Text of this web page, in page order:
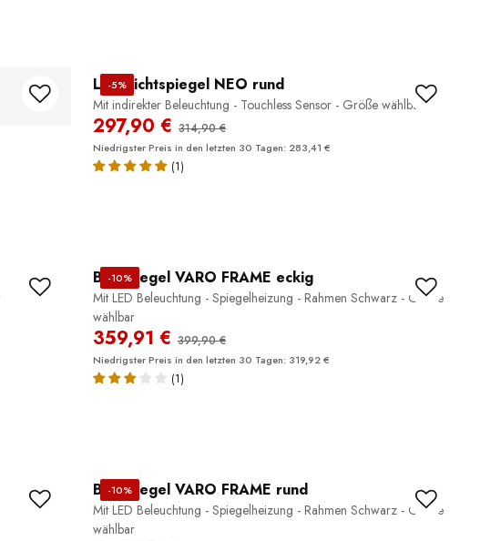
-5%
LED Lichtspiegel NEO rund
Mit indirekter Beleuchtung - Touchless Sensor - Größe wählbar
297,90 € 314,90 €
Niedrigster Preis in den letzten 30 Tagen: 283,41 €
(1)
-10%
Badspiegel VARO FRAME eckig
Mit LED Beleuchtung - Spiegelheizung - Rahmen Schwarz - Größe
wählbar
359,91 € 399,90 €
Niedrigster Preis in den letzten 30 Tagen: 319,92 €
(1)
-10%
Badspiegel VARO FRAME rund
Mit LED Beleuchtung - Spiegelheizung - Rahmen Schwarz - Größe
wählbar